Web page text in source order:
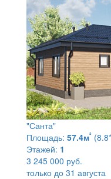
"Санта"
Площадь: 57.4м²
Этажей: 1
3 245 000 руб.
только до 31 августа